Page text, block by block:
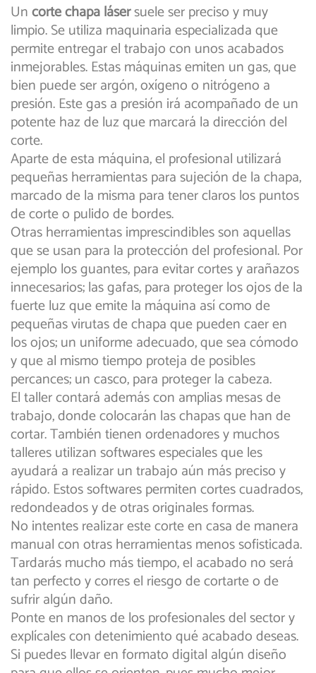
Uncorte chapa lásersuele ser preciso y muy
limpio. Se utiliza maquinaria especializada que
permite entregar el trabajo con unos acabados
inmejorables. Estas máquinas emiten un gas, que
bien puede ser argón, oxígeno o nitrógeno a
presión. Este gas a presión irá acompañado de un
potente haz de luz que marcará la dirección del
corte.
Aparte de esta máquina, el profesional utilizará
pequeñas herramientas para sujeción de la chapa,
marcado de la misma para tener claros los puntos
de corte o pulido de bordes.
Otras herramientas imprescindibles son aquellas
que se usan para la protección del profesional. Por
ejemplo los guantes, para evitar cortes y arañazos
innecesarios; las gafas, para proteger los ojos de la
fuerte luz que emite la máquina así como de
pequeñas virutas de chapa que pueden caer en
los ojos; un uniforme adecuado, que sea cómodo
y que al mismo tiempo proteja de posibles
percances; un casco, para proteger la cabeza.
El taller contará además con amplias mesas de
trabajo, donde colocarán las chapas que han de
cortar. También tienen ordenadores y muchos
talleres utilizan softwares especiales que les
ayudará a realizar un trabajo aún más preciso y
rápido. Estos softwares permiten cortes cuadrados,
redondeados y de otras originales formas.
No intentes realizar este corte en casa de manera
manual con otras herramientas menos sofisticada.
Tardarás mucho más tiempo, el acabado no será
tan perfecto y corres el riesgo de cortarte o de
sufrir algún daño.
Ponte en manos de los profesionales del sector y
explícales con detenimiento qué acabado deseas.
Si puedes llevar en formato digital algún diseño